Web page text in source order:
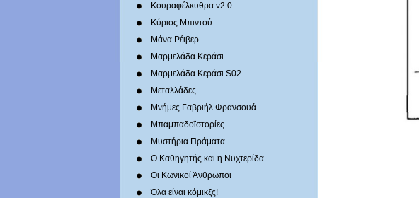
Κουραφέλκυθρα v2.0
Κύριος Μπιντού
Μάνα Ρέιβερ
Μαρμελάδα Κεράσι
Μαρμελάδα Κεράσι S02
Μεταλλάδες
Mνήμες Γαβριήλ Φρανσουά
Μπαμπαδοϊστορίες
Μυστήρια Πράματα
Ο Καθηγητής και η Νυχτερίδα
Οι Κωνικοί Άνθρωποι
Όλα είναι κόμικξς!